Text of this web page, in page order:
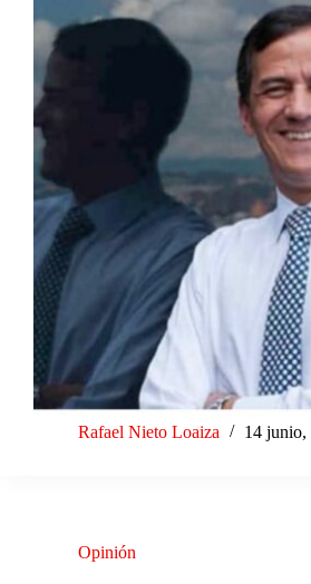
Rafael Nieto Loaiza 14 junio,
Opinión